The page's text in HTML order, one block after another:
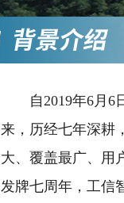
自2019年6月6
来，历经七年深耕
大、覆盖最广、用
发牌七周年，工信